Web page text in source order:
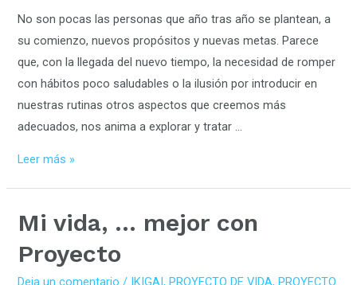
No son pocas las personas que año tras año se plantean, a
su comienzo, nuevos propósitos y nuevas metas. Parece
que, con la llegada del nuevo tiempo, la necesidad de romper
con hábitos poco saludables o la ilusión por introducir en
nuestras rutinas otros aspectos que creemos más
adecuados, nos anima a explorar y tratar …
BASADO
VALORES
Leer más »
Mi vida, … mejor con
Proyecto
Deja un comentario / IKIGAI,PROYECTO DE VIDA,PROYECTO
Mi
…
mejor